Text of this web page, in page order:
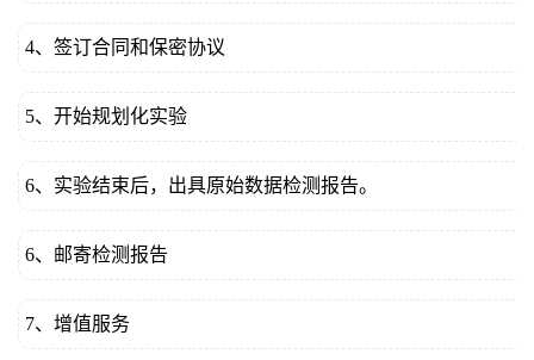
4、签订合同和保密协议
5、开始规划化实验
6、实验结束后，出具原始数据检测报告。
6、邮寄检测报告
7、增值服务